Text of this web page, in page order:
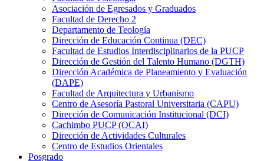
Asociación de Egresados y Graduados
Facultad de Derecho 2
Departamento de Teología
Dirección de Educación Continua (DEC)
Facultad de Estudios Interdisciplinarios de la PUCP
Dirección de Gestión del Talento Humano (DGTH)
Dirección Académica de Planeamiento y Evaluación
(DAPE)
Facultad de Arquitectura y Urbanismo
Centro de Asesoría Pastoral Universitaria (CAPU)
Dirección de Comunicación Institucional (DCI)
Cachimbo PUCP (OCAI)
Dirección de Actividades Culturales
Centro de Estudios Orientales
Posgrado